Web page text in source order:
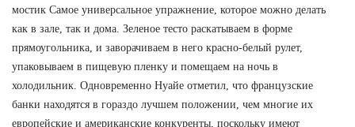
мостик Самое универсальное упражнение, которое можно делать
как в зале, так и дома. Зеленое тесто раскатываем в форме
прямоугольника, и заворачиваем в него красно-белый рулет,
упаковываем в пищевую пленку и помещаем на ночь в
холодильник. Одновременно Нуайе отметил, что французские
банки находятся в гораздо лучшем положении, чем многие их
европейские и американские конкуренты, поскольку имеют